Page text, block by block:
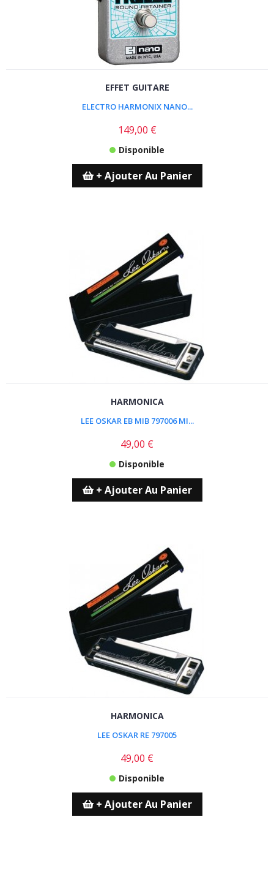
EFFET GUITARE
ELECTRO HARMONIX NANO...
149,00 €
Disponible
+ Ajouter Au Panier
HARMONICA
LEE OSKAR EB MIB 797006 MI...
49,00 €
Disponible
+ Ajouter Au Panier
HARMONICA
LEE OSKAR RE 797005
49,00 €
Disponible
+ Ajouter Au Panier